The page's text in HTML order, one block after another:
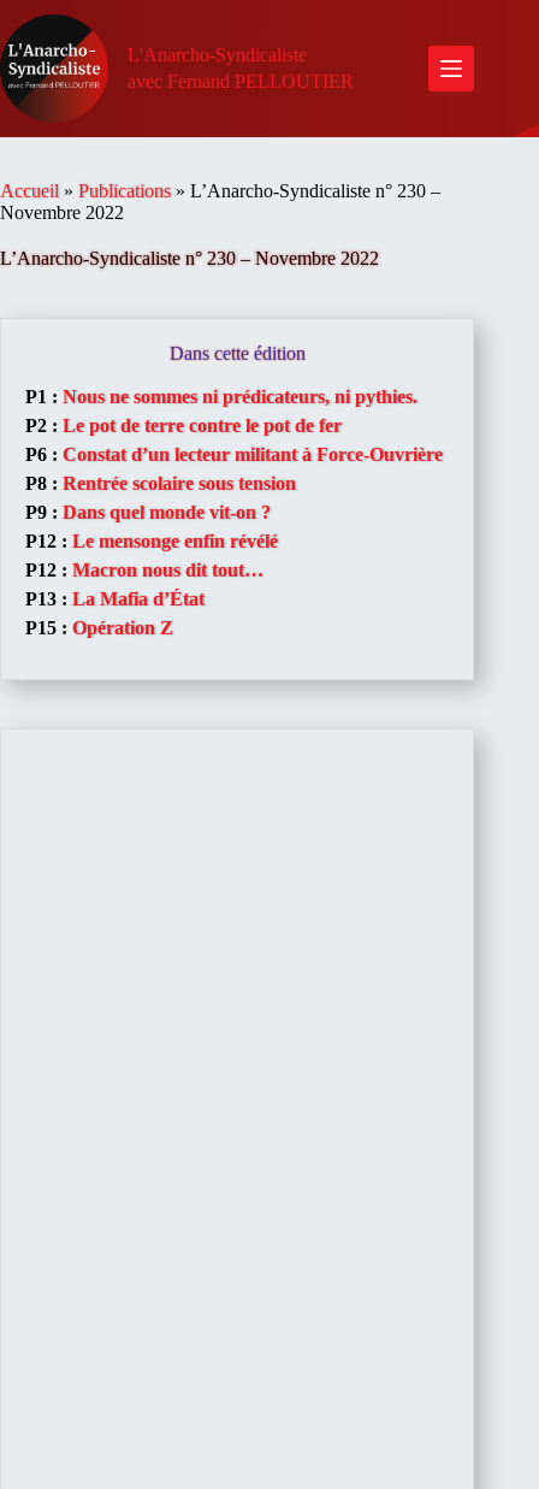
au
contenu
L'Anarcho-Syndicaliste
avec Fernand PELLOUTIER
Accueil » Publications» L’Anarcho-Syndicaliste n° 230 –
Novembre 2022
L’Anarcho-Syndicaliste n° 230 – Novembre 2022
Dans cette édition
P1 : Nous ne sommes ni prédicateurs, ni pythies.
P2 : Le pot de terre contre le pot de fer
P6 : Constat d’un lecteur militant à Force-Ouvrière
P8 : Rentrée scolaire sous tension
P9 : Dans quel monde vit-on ?
P12 : Le mensonge enfin révélé
P12 : Macron nous dit tout…
P13 : La Mafia d’État
P15 : Opération Z